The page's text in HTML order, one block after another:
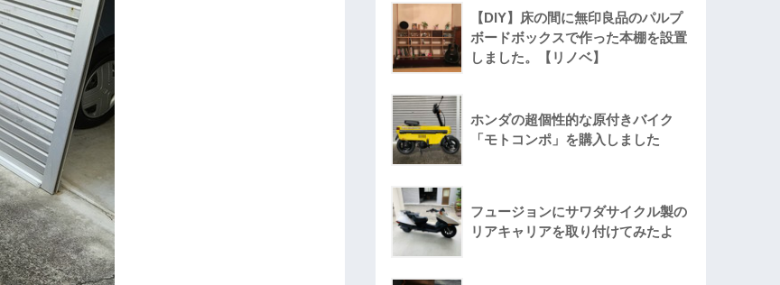
【DIY】床の間に無印良品のパルプ
ボードボックスで作った本棚を設置
しました。【リノベ】
ホンダの超個性的な原付きバイク
「モトコンポ」を購入しました
フュージョンにサワダサイクル製の
リアキャリアを取り付けてみたよ